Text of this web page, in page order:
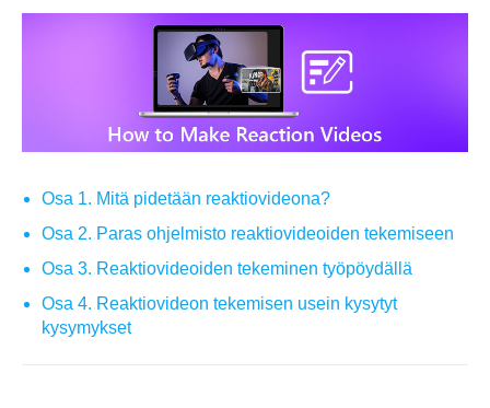
Osa 1. Mitä pidetään reaktiovideona?
Osa 2. Paras ohjelmisto reaktiovideoiden tekemiseen
Osa 3. Reaktiovideoiden tekeminen työpöydällä
Osa 4. Reaktiovideon tekemisen usein kysytyt
kysymykset